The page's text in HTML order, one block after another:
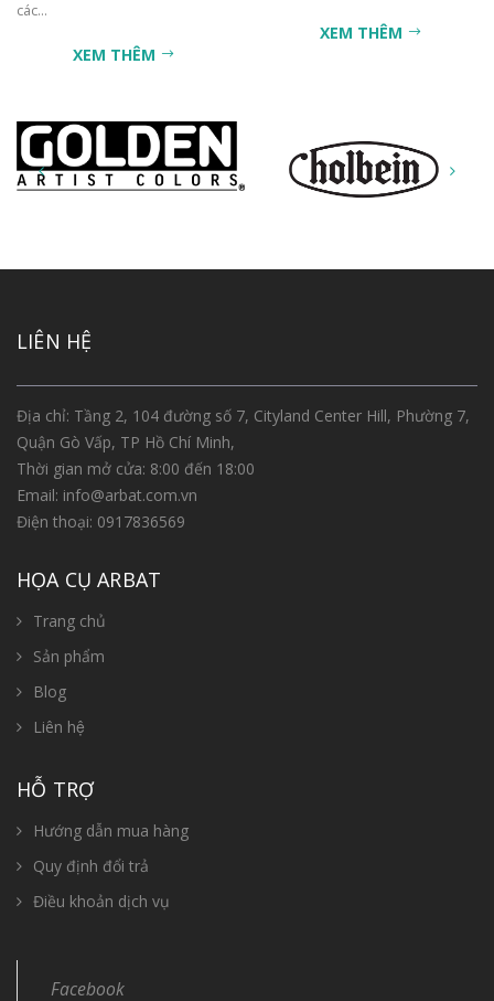
các...
XEM THÊM
XEM THÊM
LIÊN HỆ
Địa chỉ: Tầng 2, 104 đường số 7, Cityland Center Hill, Phường 7,
Quận Gò Vấp, TP Hồ Chí Minh,
Thời gian mở cửa: 8:00 đến 18:00
Email: info@arbat.com.vn
Điện thoại: 0917836569
HỌA CỤ ARBAT
Trang chủ
Sản phẩm
Blog
Liên hệ
HỖ TRỢ
Hướng dẫn mua hàng
Quy định đổi trả
Điều khoản dịch vụ
Facebook